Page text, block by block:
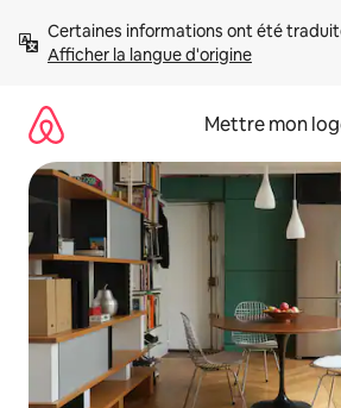
directement
Afficher la langue d'origine
Mettre mon